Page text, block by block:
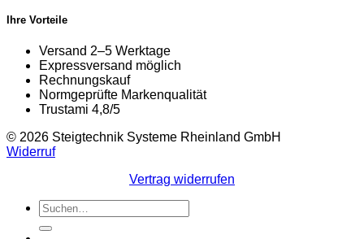
Ihre Vorteile
Versand 2–5 Werktage
Expressversand möglich
Rechnungskauf
Normgeprüfte Markenqualität
Trustami 4,8/5
© 2026 Steigtechnik Systeme Rheinland GmbH
Widerruf
Vertrag widerrufen
Suchen
nach: